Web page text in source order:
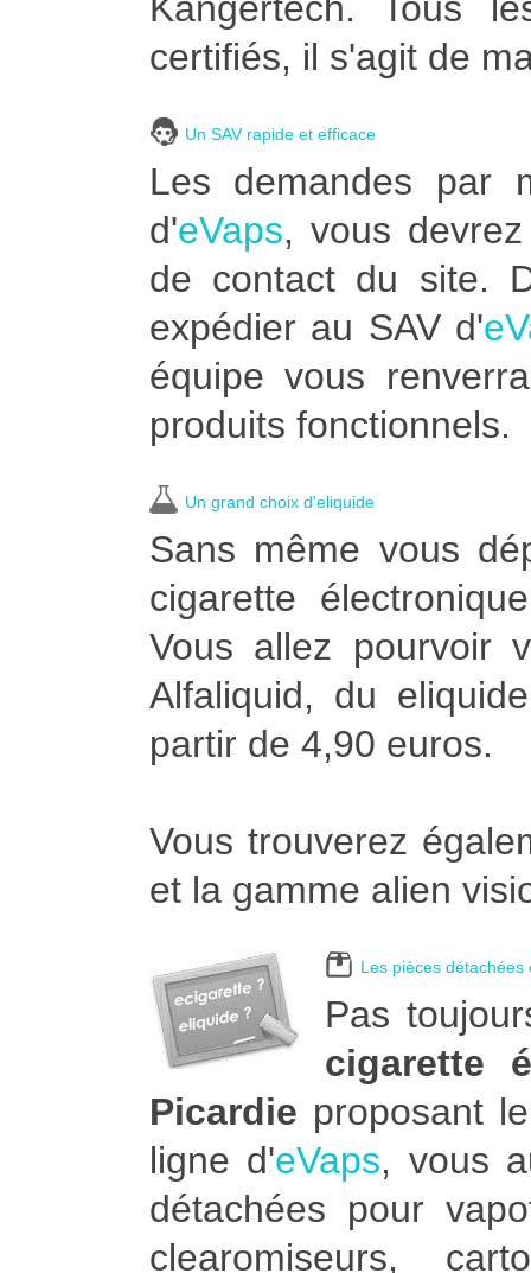
certifiés, il s'agit de
Un SAV rapide et efficace
Les demandes par
d'eVaps, vous
de contact du site.
expédier au SAV d'
équipe vous
produits fonctionnels.
Un grand choix d'eliquide
Sans même vous
cigarette
Vous allez pourvoir
Alfaliquid, du
partir de 4,90 euros.
Vous trouverez
et la gamme alien
Les pièces détachées
Pas
cigarette
Picardie proposant
ligne d'eVaps, vous
détachées pour
clearomiseurs,